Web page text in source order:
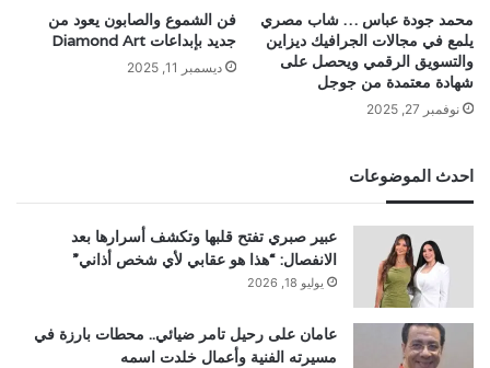
محمد جودة عباس … شاب مصري
يلمع في مجالات الجرافيك ديزاين
والتسويق الرقمي ويحصل على
شهادة معتمدة من جوجل
نوفمبر 27, 2025
فن الشموع والصابون يعود من
جديد بإبداعات Diamond Art
ديسمبر 11, 2025
احدث الموضوعات
عبير صبري تفتح قلبها وتكشف أسرارها بعد
الانفصال: “هذا هو عقابي لأي شخص أذاني”
يوليو 18, 2026
عامان على رحيل تامر ضيائي.. محطات بارزة في
مسيرته الفنية وأعمال خلدت اسمه